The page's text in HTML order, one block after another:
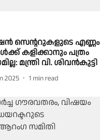
സെൻ്ററുകളുടെ എണ്ണം
കളിക്കാനും പത്രം
മന്ത്രി വി. ശിവൻകുട്ടി
2025 1 min read